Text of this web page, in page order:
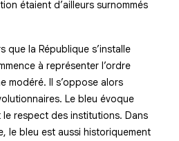
étaient d’ailleurs surnommés
que la République s’installe
à représenter l’ordre
modéré. Il s’oppose alors
Le bleu évoque
le respect des institutions. Dans
le bleu est aussi historiquement